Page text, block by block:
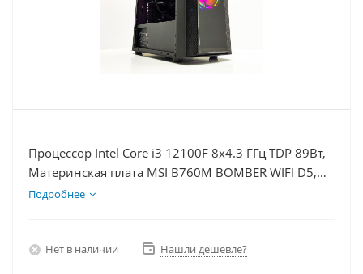
Процессор Intel Core i3 12100F 8x4.3 ГГц TDP 89Вт,
Материнская плата MSI B760M BOMBER WIFI D5,
Видеокарта GT 1030 2Гб, Память DDR5 64Gb,
Подробнее
Нет в наличии Нашли дешевле?